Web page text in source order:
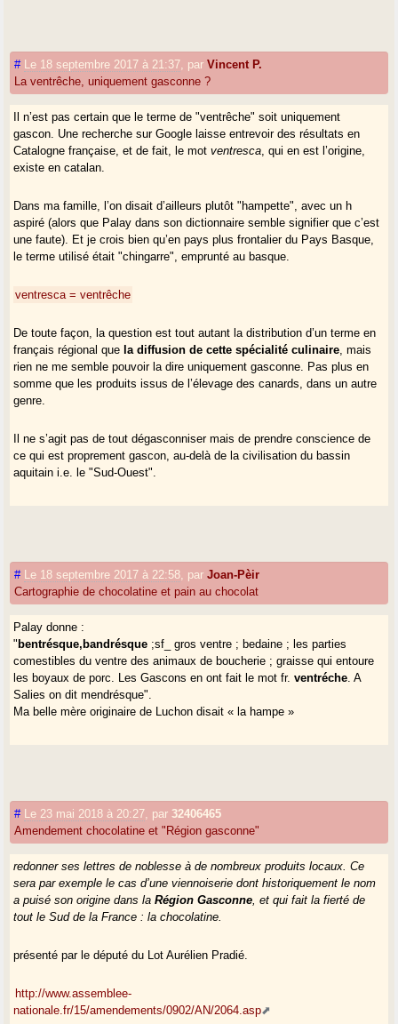
# Le 18 septembre 2017 à 21:37, parVincent P.
La ventrêche, uniquement gasconne ?
Il n’est pas certain que le terme de "ventrêche" soit uniquement
gascon. Une recherche sur Google laisse entrevoir des résultats en
Catalogne française, et de fait, le motventresca, qui en est l’origine,
existe en catalan.
Dans ma famille, l’on disait d’ailleurs plutôt "hampette", avec un h
aspiré (alors que Palay dans son dictionnaire semble signifier que c’est
une faute). Et je crois bien qu’en pays plus frontalier du Pays Basque,
le terme utilisé était "chingarre", emprunté au basque.
ventresca = ventrêche
De toute façon, la question est tout autant la distribution d’un terme en
français régional que la diffusion de cette spécialité culinaire, mais
rien ne me semble pouvoir la dire uniquement gasconne. Pas plus en
somme que les produits issus de l’élevage des canards, dans un autre
genre.
Il ne s’agit pas de tout dégasconniser mais de prendre conscience de
ce qui est proprement gascon, au-delà de la civilisation du bassin
aquitain i.e. le "Sud-Ouest".
# Le 18 septembre 2017 à 22:58, parJoan-Pèir
Cartographie de chocolatine et pain au chocolat
Palay donne :
" bentrésque,bandrésque ;sf_ gros ventre ; bedaine ; les parties
comestibles du ventre des animaux de boucherie ; graisse qui entoure
les boyaux de porc. Les Gascons en ont fait le mot fr.ventréche. A
Salies on dit mendrésque".
Ma belle mère originaire de Luchon disait « la hampe »
# Le 23 mai 2018 à 20:27, par32406465
Amendement chocolatine et "Région gasconne"
redonner ses lettres de noblesse à de nombreux produits locaux. Ce
sera par exemple le cas d’une viennoiserie dont historiquement le nom
a puisé son origine dans laRégion Gasconne, et qui fait la fierté de
tout le Sud de la France : la chocolatine.
présenté par le député du Lot Aurélien Pradié.
http://www.assemblee-
nationale.fr/15/amendements/0902/AN/2064.asp